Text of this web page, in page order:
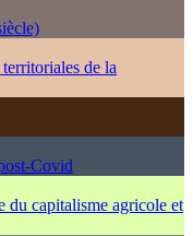
de la
Covid
du capitalisme agricole et